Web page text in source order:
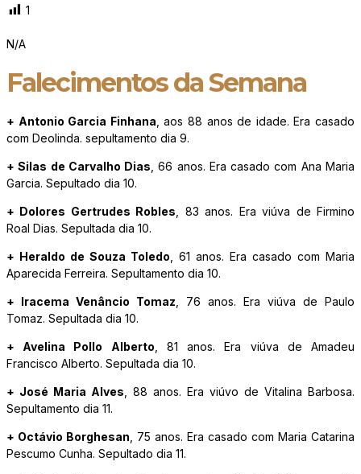
1
N/A
Falecimentos da Semana
+ Antonio Garcia Finhana , aos 88 anos de idade. Era casado
com Deolinda. sepultamento dia 9.
+ Silas de Carvalho Dias , 66 anos. Era casado com Ana Maria
Garcia. Sepultado dia 10.
+ Dolores Gertrudes Robles , 83 anos. Era viúva de Firmino
Roal Dias. Sepultada dia 10.
+ Heraldo de Souza Toledo , 61 anos. Era casado com Maria
Aparecida Ferreira. Sepultamento dia 10.
+ Iracema Venâncio Tomaz , 76 anos. Era viúva de Paulo
Tomaz. Sepultada dia 10.
+ Avelina Pollo Alberto , 81 anos. Era viúva de Amadeu
Francisco Alberto. Sepultada dia 10.
+ José Maria Alves , 88 anos. Era viúvo de Vitalina Barbosa.
Sepultamento dia 11.
+ Octávio Borghesan , 75 anos. Era casado com Maria Catarina
Pescumo Cunha. Sepultado dia 11.